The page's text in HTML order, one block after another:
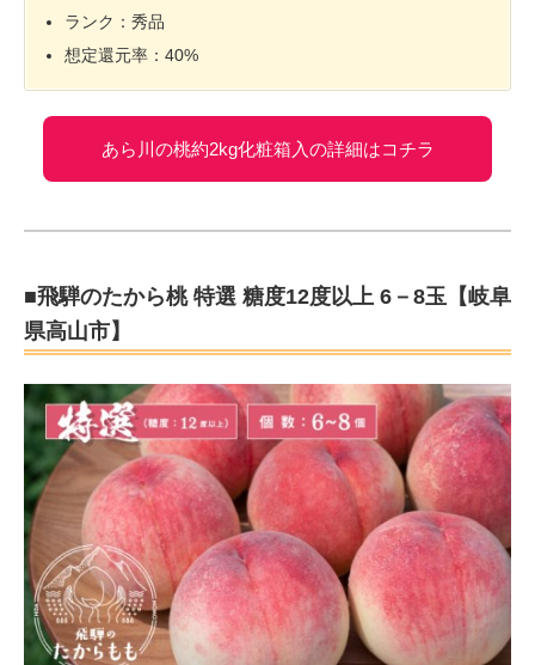
ランク：秀品
想定還元率：40%
あら川の桃約2kg化粧箱入の詳細はコチラ
■飛騨のたから桃 特選 糖度12度以上 6－8玉【岐阜
県高山市】